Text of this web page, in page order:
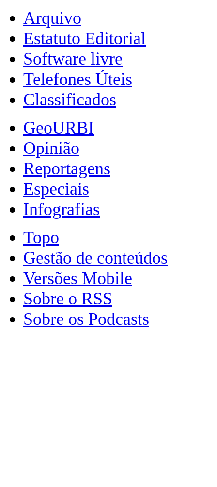
Arquivo
Estatuto Editorial
Software livre
Telefones Úteis
Classificados
GeoURBI
Opinião
Reportagens
Especiais
Infografias
Topo
Gestão de conteúdos
Versões Mobile
Sobre o RSS
Sobre os Podcasts